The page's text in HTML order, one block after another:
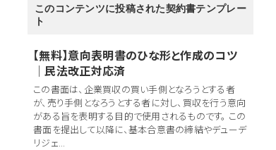
このコンテンツに投稿された契約書テンプレー
ト
【無料】意向表明書のひな形と作成のコツ
│民法改正対応済
この書面は、企業買収の買い手側となろうとする者
が、売り手側となろうとする者に対し、買収を行う意向
がある旨を表明する目的で使用されるものです。 この
書面を提出して以降に、基本合意書の締結やデューデ
リジェ...